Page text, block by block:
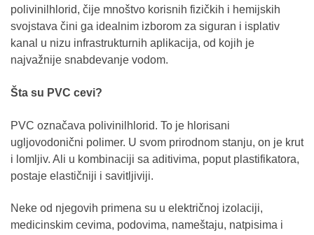
polivinilhlorid, čije mnoštvo korisnih fizičkih i hemijskih
svojstava čini ga idealnim izborom za siguran i isplativ
kanal u nizu infrastrukturnih aplikacija, od kojih je
najvažnije snabdevanje vodom.
Šta su PVC cevi?
PVC označava polivinilhlorid. To je hlorisani
ugljovodonični polimer. U svom prirodnom stanju, on je krut
i lomljiv. Ali u kombinaciji sa aditivima, poput plastifikatora,
postaje elastičniji i savitljiviji.
Neke od njegovih primena su u električnoj izolaciji,
medicinskim cevima, podovima, nameštaju, natpisima i